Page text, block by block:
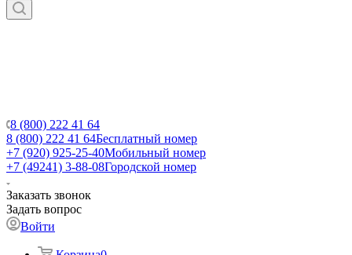
8 (800) 222 41 64
8 (800) 222 41 64Бесплатный номер
+7 (920) 925-25-40Мобильный номер
+7 (49241) 3-88-08Городской номер
Заказать звонок
Задать вопрос
Войти